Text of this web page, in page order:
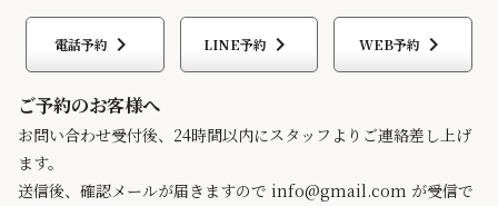
電話予約 keyboard_arrow_right LINE予約 keyboard_arrow_right WEB予約 keyboard_arrow_right
ご予約のお客様へ
お問い合わせ受付後、24時間以内にスタッフよりご連絡差し上げ
ます。
送信後、確認メールが届きますので info@gmail.com が受信で